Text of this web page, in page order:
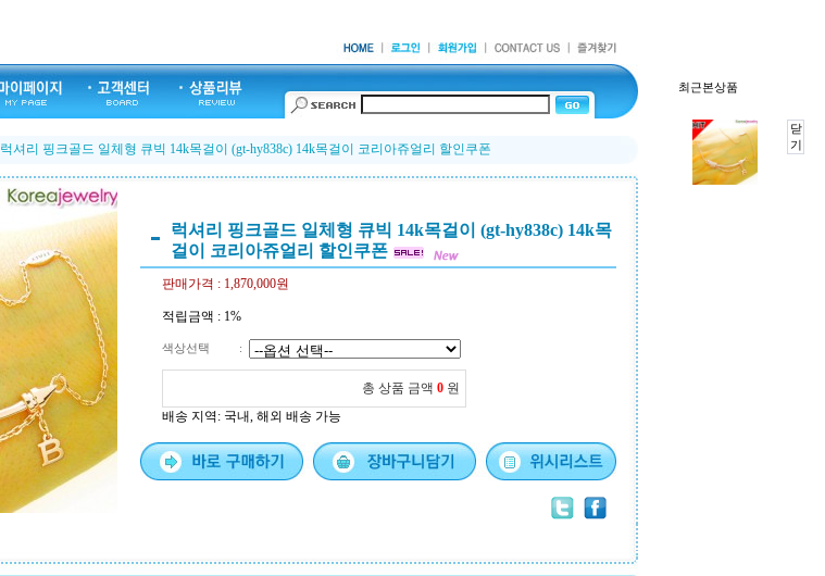
럭셔리 핑크골드 일체형 큐빅 14k목걸이 (gt-hy838c) 14k목걸이 코리아쥬얼리 할인쿠폰
럭셔리 핑크골드 일체형 큐빅 14k목걸이 (gt-hy838c) 14k목
걸이 코리아쥬얼리 할인쿠폰
판매가격 : 1,870,000원
적립금액 : 1%
색상선택 :
총 상품 금액 0 원
배송 지역 : 국내, 해외 배송 가능
최근본상품
닫
기